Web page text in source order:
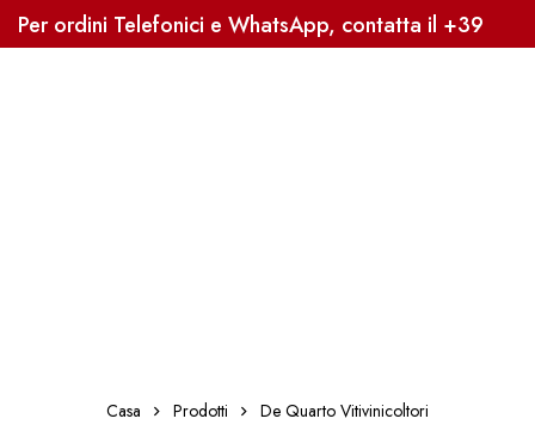
Per ordini Telefonici e WhatsApp, contatta il +39
3338041363, Sped. Gratuita oltre i 59€
Casa Prodotti De Quarto Vitivinicoltori